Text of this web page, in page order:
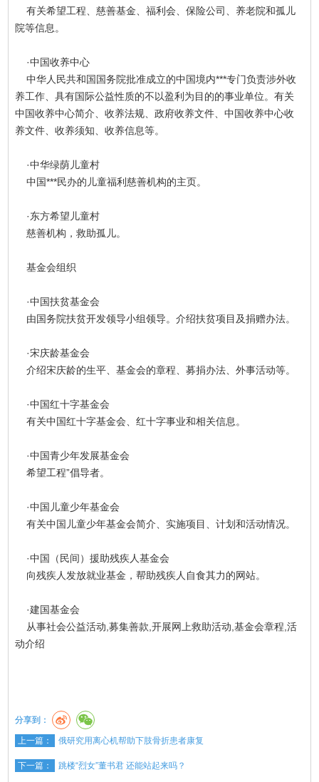
有关希望工程、慈善基金、福利会、保险公司、养老院和孤儿
院等信息。
·中国收养中心
中华人民共和国国务院批准成立的中国境内***专门负责涉外收
养工作、具有国际公益性质的不以盈利为目的的事业单位。有关
中国收养中心简介、收养法规、政府收养文件、中国收养中心收
养文件、收养须知、收养信息等。
·中华绿荫儿童村
中国***民办的儿童福利慈善机构的主页。
·东方希望儿童村
慈善机构，救助孤儿。
基金会组织
·中国扶贫基金会
由国务院扶贫开发领导小组领导。介绍扶贫项目及捐赠办法。
·宋庆龄基金会
介绍宋庆龄的生平、基金会的章程、募捐办法、外事活动等。
·中国红十字基金会
有关中国红十字基金会、红十字事业和相关信息。
·中国青少年发展基金会
希望工程”倡导者。
·中国儿童少年基金会
有关中国儿童少年基金会简介、实施项目、计划和活动情况。
·中国（民间）援助残疾人基金会
向残疾人发放就业基金，帮助残疾人自食其力的网站。
·建国基金会
从事社会公益活动,募集善款,开展网上救助活动,基金会章程,活
动介绍
分享到：
上一篇： 俄研究用离心机帮助下肢骨折患者康复
下一篇： 跳楼“烈女”董书君 还能站起来吗？